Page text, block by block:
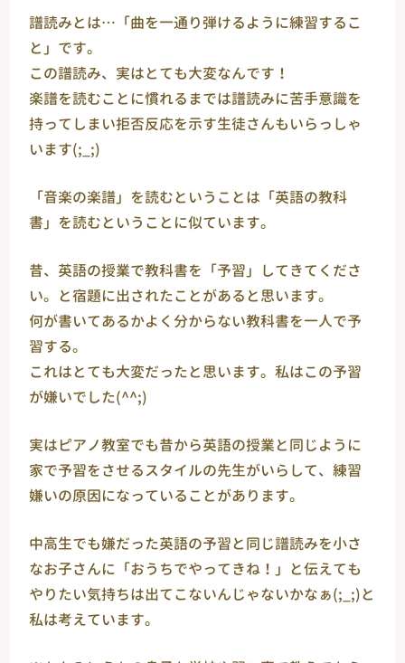
譜読みとは…「曲を一通り弾けるように練習するこ
と」です。
この譜読み、実はとても大変なんです！
楽譜を読むことに慣れるまでは譜読みに苦手意識を
持ってしまい拒否反応を示す生徒さんもいらっしゃ
います(;_;)
「音楽の楽譜」を読むということは「英語の教科
書」を読むということに似ています。
昔、英語の授業で教科書を「予習」してきてくださ
い。と宿題に出されたことがあると思います。
何が書いてあるかよく分からない教科書を一人で予
習する。
これはとても大変だったと思います。私はこの予習
が嫌いでした(^^;)
実はピアノ教室でも昔から英語の授業と同じように
家で予習をさせるスタイルの先生がいらして、練習
嫌いの原因になっていることがあります。
中高生でも嫌だった英語の予習と同じ譜読みを小さ
なお子さんに「おうちでやってきね！」と伝えても
やりたい気持ちは出てこないんじゃないかなぁ(;_;)と
私は考えています。